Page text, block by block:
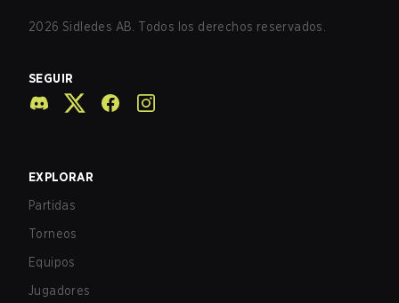
2026 Sidledes AB. Todos los derechos reservados.
SEGUIR
EXPLORAR
Partidas
Torneos
Equipos
Jugadores